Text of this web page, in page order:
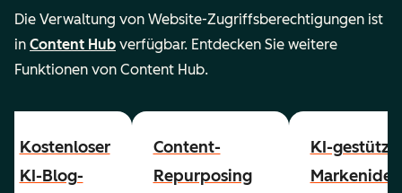
Die Verwaltung von Website-Zugriffsberechtigungen ist
in Content Hub verfügbar. Entdecken Sie weitere
Funktionen von Content Hub.
Kostenloser
KI-Blog-
Content-
Repurposing
KI-